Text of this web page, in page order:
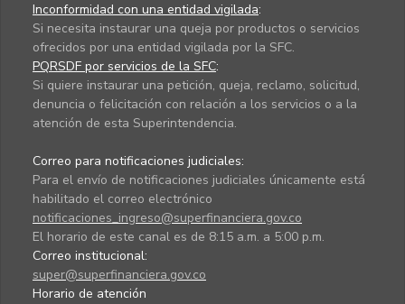
Inconformidad con una entidad vigilada:
Si necesita instaurar una queja por productos o servicios
ofrecidos por una entidad vigilada por la SFC.
PQRSDF por servicios de la SFC:
Si quiere instaurar una petición, queja, reclamo, solicitud,
denuncia o felicitación con relación a los servicios o a la
atención de esta Superintendencia.
Correo para notificaciones judiciales:
Para el envío de notificaciones judiciales únicamente está
habilitado el correo electrónico
notificaciones_ingreso@superfinanciera.gov.co
El horario de este canal es de 8:15 a.m. a 5:00 p.m.
Correo institucional:
super@superfinanciera.gov.co
Horario de atención